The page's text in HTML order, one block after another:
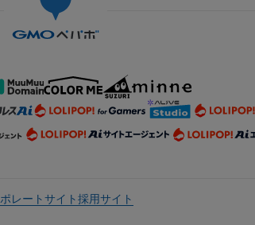
レートサイト採用サイト